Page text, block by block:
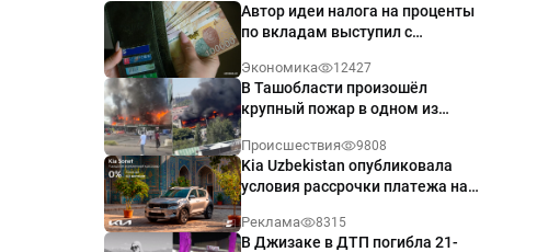
Автор идеи налога на проценты
по вкладам выступил с
Экономика 12427
В Ташобласти произошёл
крупный пожар в одном из
Происшествия 9808
Kia Uzbekistan опубликовала
условия рассрочки платежа на
годовых
Реклама 8315
В Джизаке в ДТП погибла 21-